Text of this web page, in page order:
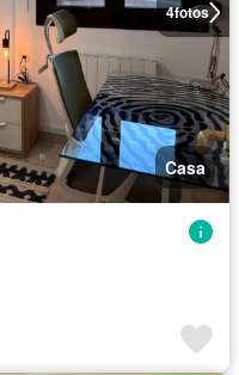
4fotos
Casa